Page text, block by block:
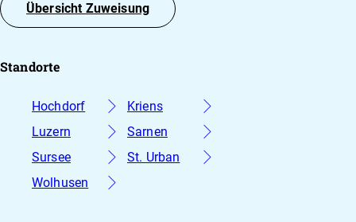
Übersicht Zuweisung
Standorte
Hochdorf
Kriens
Luzern
Sarnen
Sursee
St. Urban
Wolhusen